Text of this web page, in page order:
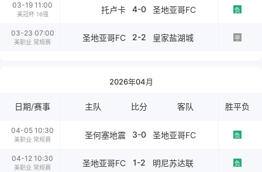
03-19 11:00
美冠杯 16强 托卢卡 4-0 圣地亚哥FC 负
03-23 07:00
美职业 常规赛 圣地亚哥FC 2-2 皇家盐湖城 平
2026年04月
日期/赛事 主队 比分 客队 胜平负
04-05 10:30
美职业 常规赛 圣何塞地震 3-0 圣地亚哥FC 负
04-12 10:30
美职业 常规赛 圣地亚哥FC 1-2 明尼苏达联 负